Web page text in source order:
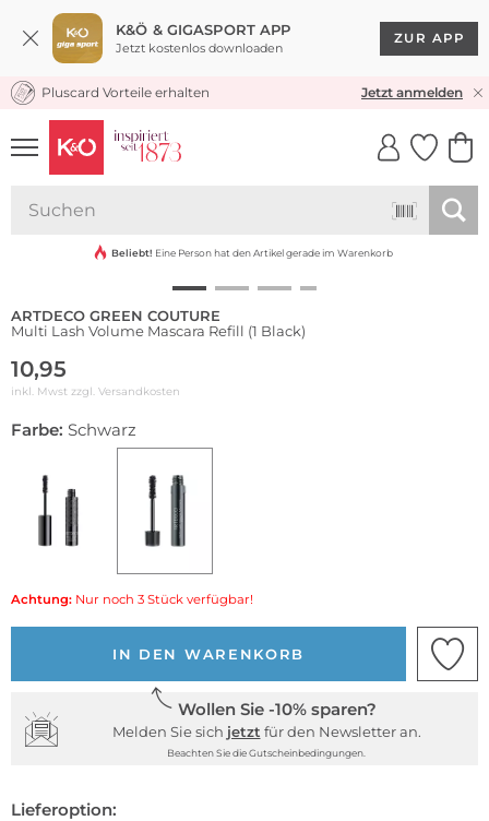
K&Ö & GIGASPORT APP
Jetzt kostenlos downloaden
ZUR APP
KOSTENLOSER VERSAND* & RÜCKVERSAND
Pluscard Vorteile erhalten Jetzt anmelden
UNSERE APP
CLICK &
Beliebt! Eine Person hat den Artikel gerade im Warenkorb
ARTDECO GREEN COUTURE
Multi Lash Volume Mascara Refill (1 Black)
10,95
inkl. Mwst zzgl. Versandkosten
Farbe: Schwarz
Achtung: Nur noch 3 Stück verfügbar!
IN DEN WARENKORB
Wollen Sie -10% sparen?
Melden Sie sich jetzt für den Newsletter an.
Beachten Sie die Gutscheinbedingungen.
Lieferoption: